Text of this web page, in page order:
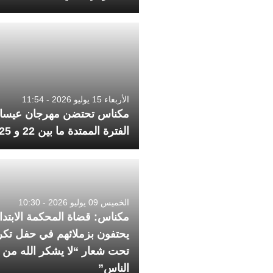
الأربعاء 15 يوليو 2026 - 11:54
مكناس تحتضن مهرجان
الفترة الممتدة ما بين 22 و 25 يوليوز
الخميس 09 يوليو 2026 - 10:30
مكناس: قضاة المحكمة
يحتفون بزملائهم في حفل
تحت شعار “لا يشكر الله من
الناس”